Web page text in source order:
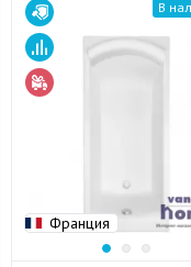
Франция
В